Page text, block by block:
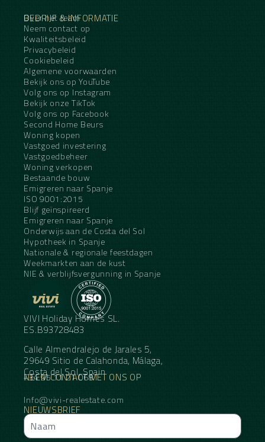
BEDRIJF & INFORMATIE
Over het team
Neem contact op
Kwaliteitsbeleid
Privacybeleid
Cookiebeleid
Algemene voorwaarden
Bekijk ons op YouTube
Volg ons op Instagram
Bekijk onze TikTok
Volg ons op Facebook
Second Home Beurs
Woning kopen
Vastgoed investering
Vastgoedbeheer
Woning verkopen
Bestaande bouw
Emigreren naar Spanje
ISO 9001:2015
Blijf geïnspireerd
Emigreren naar Spanje
Onderwijs aan de Costa del Sol
Hypotheek in Spanje
Nationale & regionale feestdagen
Weekmarkten aan de kust
NIE & verblijfsvergunning in Spanje
VIVI Holiday Homes SL.
ES.B93728483
Calle Almendralejo de Jarales 5,
29649 Sitio de Calahonda, Málaga,
Costa del Sol, Spain
NEEM CONTACT MET ONS OP
+34 95 11 21 068
Info@vivi-realestate.com
NIEUWSBRIEF